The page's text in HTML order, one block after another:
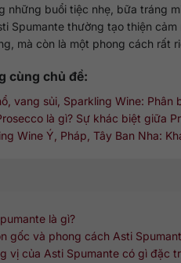
những buổi tiệc nhẹ, bữa tráng
Spumante thường tạo thiện
mà còn là một phong cách rất
cùng chủ đề:
vang sủi, Sparkling Wine:
là gì? Sự khác biệt giữa
Wine Ý, Pháp, Tây Ban Nha:
là gì?
gốc và phong cách Asti
vị của Asti Spumante có gì đặc